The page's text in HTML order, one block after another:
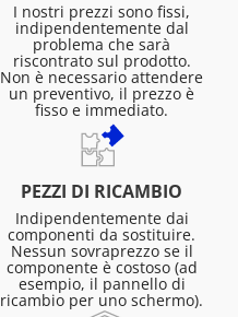
I nostri prezzi sono fissi,
indipendentemente dal
problema che sarà
riscontrato sul prodotto.
Non è necessario attendere
un preventivo, il prezzo è
fisso e immediato.
PEZZI DI RICAMBIO
Indipendentemente dai
componenti da sostituire.
Nessun sovraprezzo se il
componente è costoso (ad
esempio, il pannello di
ricambio per uno schermo).